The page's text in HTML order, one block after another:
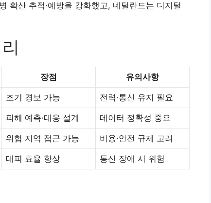
확산 추적·예방을 강화했고, 네덜란드는 디지털
장점 유의사항
조기 경보 가능 전력·통신 유지 필요
피해 예측·대응 설계 데이터 정확성 중요
위험 지역 접근 가능 비용·안전 규제 고려
대피 효율 향상 통신 장애 시 위험